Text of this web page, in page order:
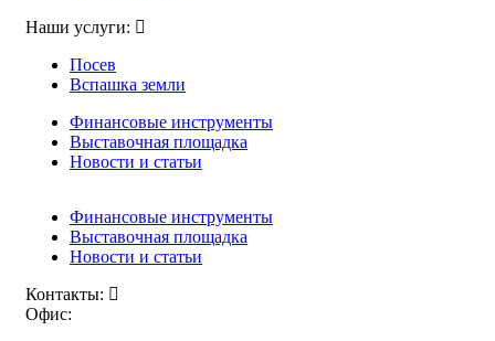
Наши услуги:
Посев
Вспашка земли
Финансовые инструменты
Выставочная площадка
Новости и статьи
Финансовые инструменты
Выставочная площадка
Новости и статьи
Контакты:
Офис: